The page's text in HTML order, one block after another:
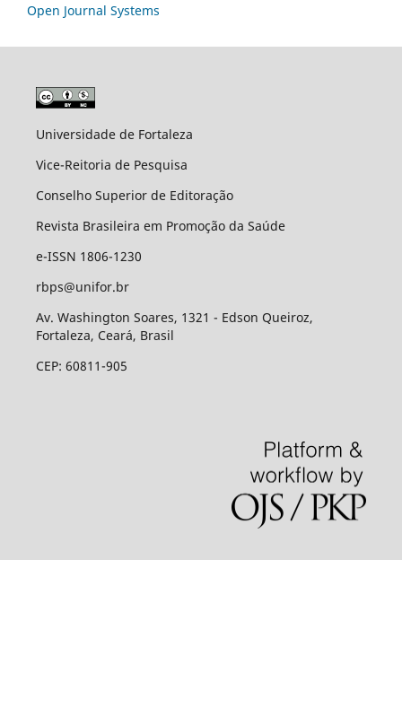
Open Journal Systems
Universidade de Fortaleza
Vice-Reitoria de Pesquisa
Conselho Superior de Editoração
Revista Brasileira em Promoção da Saúde
e-ISSN 1806-1230
rbps@unifor.br
Av. Washington Soares, 1321 - Edson Queiroz,
Fortaleza, Ceará, Brasil
CEP: 60811-905